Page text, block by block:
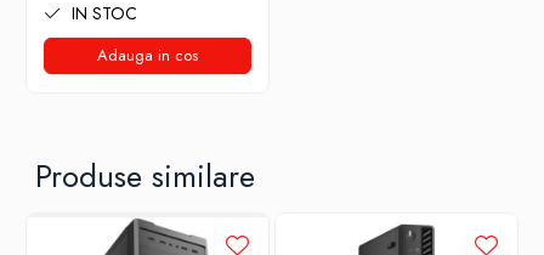
IN STOC
Adauga in cos
Produse similare